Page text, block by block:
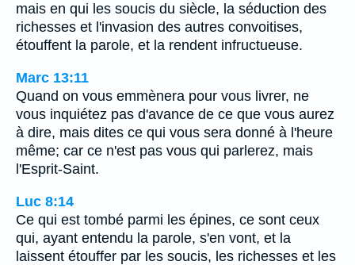
mais en qui les soucis du siècle, la séduction des
richesses et l'invasion des autres convoitises,
étouffent la parole, et la rendent infructueuse.
Marc 13:11
Quand on vous emmènera pour vous livrer, ne
vous inquiétez pas d'avance de ce que vous aurez
à dire, mais dites ce qui vous sera donné à l'heure
même; car ce n'est pas vous qui parlerez, mais
l'Esprit-Saint.
Luc 8:14
Ce qui est tombé parmi les épines, ce sont ceux
qui, ayant entendu la parole, s'en vont, et la
laissent étouffer par les soucis, les richesses et les